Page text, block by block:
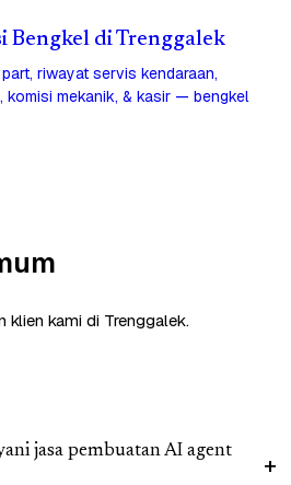
Bengkel di Trenggalek
riwayat servis kendaraan,
komisi mekanik, & kasir — bengkel
klien kami di Trenggalek.
jasa pembuatan AI agent